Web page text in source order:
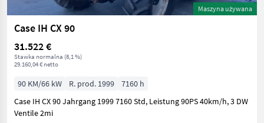
Maszyna używana
Case IH CX 90
31.522 €
Stawka normalna (8,1 %)
29.160,04 € netto
90 KM/66 kW R. prod. 1999
7160 h
Case IH CX 90 Jahrgang 1999 7160 Std, Leistung 90PS 40km/h, 3 DW
Ventile 2mi